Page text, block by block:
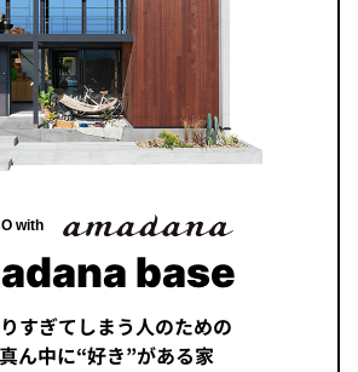
with
base
すぎてしまう人のための
ん中に“好き”がある家